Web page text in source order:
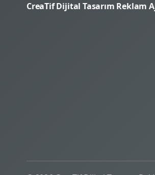
CreaTif Dijital Tasarım Reklam